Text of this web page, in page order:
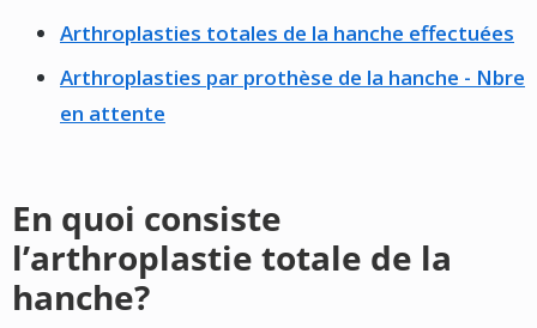
Arthroplasties totales de la hanche effectuées
Arthroplasties par prothèse de la hanche - Nbre
en attente
En quoi consiste
l’arthroplastie totale de la
hanche?